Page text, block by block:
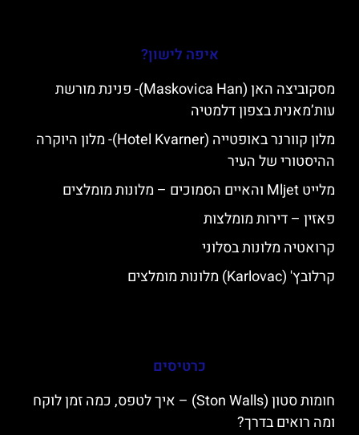
איפה לישון?
מסקוביצה האן (Maskovica Han)- פנינת מורשת
עות’מאנית בצפון דלמטיה
מלון קוורנר באופטייה (Hotel Kvarner)- מלון היוקרה
ההיסטורי של העיר
מלייט Mljet והאיים הסמוכים – מלונות מומלצים
פאזין – דירות מומלצות
קרואטיה מלונות בסלוני
קרלובץ' (Karlovac) מלונות מומלצים
כרטיסים
חומות סטון (Ston Walls) – איך לטפס, כמה זמן לוקח
ומה רואים בדרך?